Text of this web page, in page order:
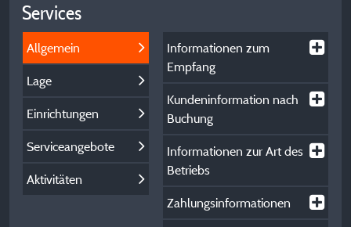
Services
Allgemein
Lage
Einrichtungen
Serviceangebote
Aktivitäten
Informationen zum
Empfang
Kundeninformation nach
Buchung
Informationen zur Art des
Betriebs
Zahlungsinformationen